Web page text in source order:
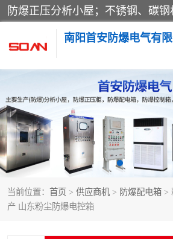
南阳首安防爆电气有
当前位置： 首页 > 供应商机 > 防爆配电箱 >
产 山东粉尘防爆电控箱
防爆小屋 防爆
防爆空调 防爆
防爆控制箱 防爆
防爆操作柱 防爆